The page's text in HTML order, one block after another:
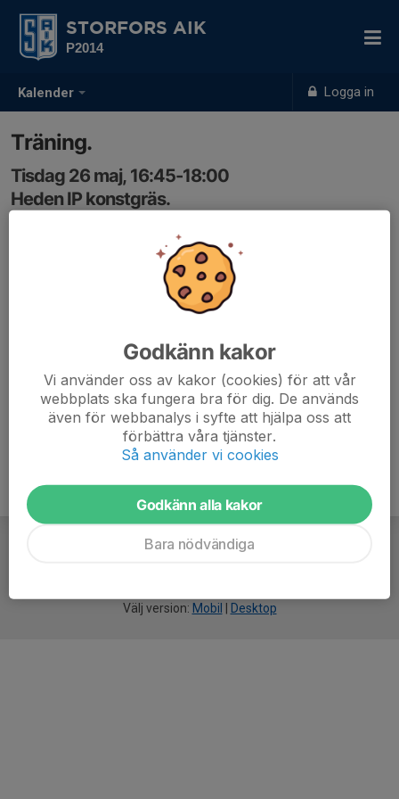
Kalender Logga in
STORFORS AIK
P2014
Träning.
Tisdag 26 maj, 16:45-18:00
Heden IP konstgräs.
Välj version: Mobil Desktop
Godkänn kakor
Vi använder oss av kakor (cookies) för att vår
webbplats ska fungera bra för dig. De används
även för webbanalys i syfte att hjälpa oss att
förbättra våra tjänster.
Så använder vi cookies
Godkänn alla kakor
Bara nödvändiga